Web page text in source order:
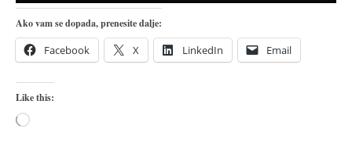
Ako vam se dopada, prenesite dalje:
Facebook X LinkedIn Email
Like this:
Loading…